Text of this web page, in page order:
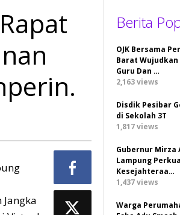
Berita
OJK Bersama
Barat
Guru Dan …
2,163 views
Disdik Pesibar
di Sekolah 3T
1,817 views
Gubernur Mirza
Lampung
Kesejahteraa…
1,437 views
Warga